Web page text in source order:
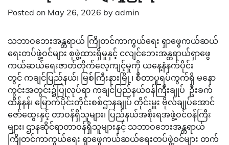
Posted on May 26, 2026 by admin
သဘာဝဘေးအန္တရာယ် ကြိုတင်ကာကွယ်ရေး ရှာဖွေကယ်ဆယ်
ရေးတပ်ဖွဲ့ဝင်များ စုဖွဲ့ထားရှိမှုနှင့် ငလျင်ဘေးအန္တရာယ်ရှာဖွေ
ကယ်ဆယ်ရေးဇာတ်တိုက်လေ့ကျင့်မှုကို ယနေ့နံနက်ပိုင်း
တွင် ကချင်ပြည်နယ်၊ မြစ်ကြီးနားမြို့၊ စီတာပူရပ်ကွက်ရှိ မနော
ကွင်းအတွင်း၌ပြုလုပ်ရာ ကချင်ပြည်နယ်ဝန်ကြီးချုပ် ဦးခက်
ထိန်နန်၊ မြောက်ပိုင်းတိုင်းစစ်ဌာနချုပ် တိုင်းမှူး ဗိုလ်ချုပ်အောင်
ဇော်ထွေးနှင့် တာဝန်ရှိသူများ၊ ပြည်နယ်အစိုးရအဖွဲ့ဝင်ဝန်ကြီး
များ၊ ဌာနဆိုင်ရာတာဝန်ရှိသူများနှင့် သဘာဝဘေးအန္တရာယ်
ကြိုတင်ကာကွယ်ရေး ရှာဖွေကယ်ဆယ်ရေးတပ်ဖွဲ့ဝင်များ တက်